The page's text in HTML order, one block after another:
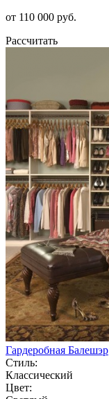
от 110 000 руб.
Рассчитать
Гардеробная Балешэр
Стиль:
Классический
Цвет: